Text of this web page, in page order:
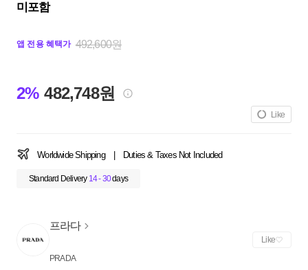
미포함
앱 전용 혜택가 492,600원
2% 482,748원
Like
Worldwide Shipping Duties & Taxes Not Included
Standard Delivery 14 - 30days
프라다
PRADA
Like